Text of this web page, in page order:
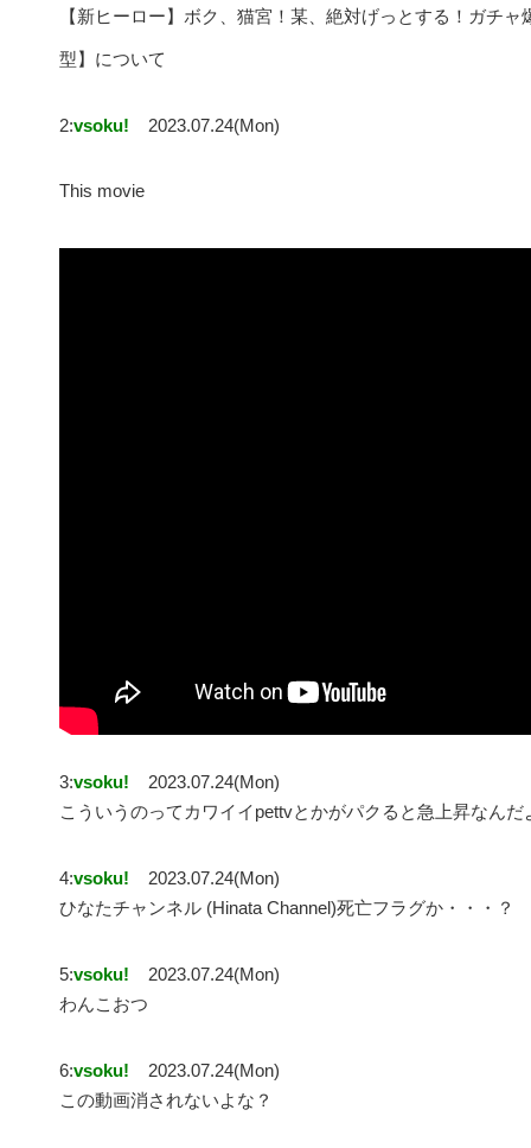
【新ヒーロー】ボク、猫宮！某、絶対げっとする！ガチ
型】について
2:vsoku! 2023.07.24(Mon)
This movie
3:vsoku!
2023.07.24(Mon)
こういうのってカワイイpettvとかがパクると急上昇なんだ
4:vsoku!
2023.07.24(Mon)
ひなたチャンネル (Hinata Channel)死亡フラグか・・・？
5:vsoku!
2023.07.24(Mon)
わんこおつ
6:vsoku!
2023.07.24(Mon)
この動画消されないよな？